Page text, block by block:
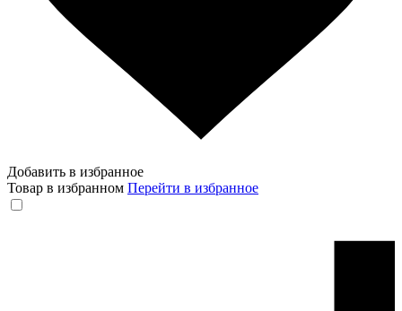
Добавить в избранное
Товар в избранном Перейти в избранное